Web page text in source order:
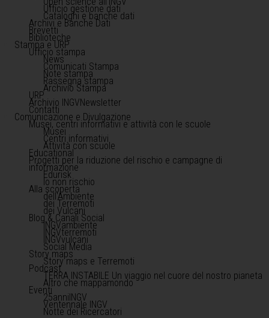
Ufficio gestione dati
Cataloghi e banche dati
Archivi e Banche Dati
Brevetti
Biblioteche
Stampa e URP
Ufficio stampa
News
Comunicati Stampa
Note stampa
Rassegna stampa
Archivio Stampa
URP
Archivio INGVNewsletter
Contatti
Comunicazione e Divulgazione
Musei, centri informativi e attività con le scuole
Musei
Centri informativi
Attività con scuole
Educational
Progetti per la riduzione del rischio e campagne di
informazione
Edurisk
Io non rischio
Alla scoperta
dell'Ambiente
dei Terremoti
dei Vulcani
Blog & Canali Social
INGVambiente
INGVterremoti
INGVvulcani
Social Media
Story maps
Story maps e Terremoti
Podcast
TERRA INSTABILE Un viaggio nel cuore del nostro pianeta
Altro che mappamondo
Eventi
25anniINGV
Ventennale INGV
Notte dei Ricercatori